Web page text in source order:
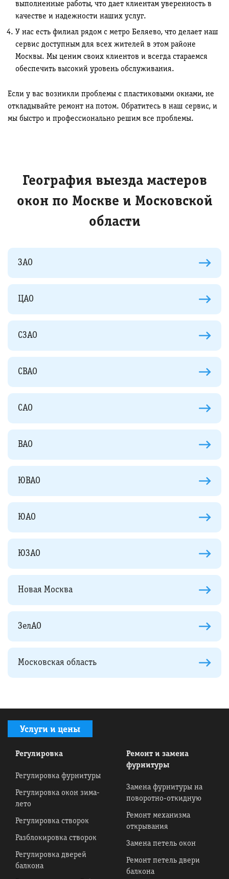
выполненные работы, что дает клиентам уверенность в
качестве и надежности наших услуг.
У нас есть филиал рядом с метро Беляево, что делает наш
сервис доступным для всех жителей в этом районе
Москвы. Мы ценим своих клиентов и всегда стараемся
обеспечить высокий уровень обслуживания.
Если у вас возникли проблемы с пластиковыми окнами, не
откладывайте ремонт на потом. Обратитесь в наш сервис, и
мы быстро и профессионально решим все проблемы.
География выезда мастеров
окон по Москве и Московской
области
ЗАО
ЦАО
СЗАО
СВАО
САО
ВАО
ЮВАО
ЮАО
ЮЗАО
Новая Москва
ЗелАО
Московская область
Регулировка
Регулировка фурнитуры
Регулировка окон зима-
лето
Регулировка створок
Разблокировка створок
Регулировка дверей
балкона
Ремонт и замена
фурнитуры
Замена фурнитуры на
поворотно-откидную
Ремонт механизма
открывания
Замена петель окон
Ремонт петель двери
балкона
Услуги и цены